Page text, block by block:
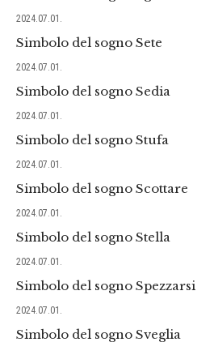
2024.07.01.
Simbolo del sogno Sete
2024.07.01.
Simbolo del sogno Sedia
2024.07.01.
Simbolo del sogno Stufa
2024.07.01.
Simbolo del sogno Scottare
2024.07.01.
Simbolo del sogno Stella
2024.07.01.
Simbolo del sogno Spezzarsi
2024.07.01.
Simbolo del sogno Sveglia